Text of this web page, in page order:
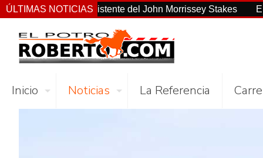
ÚLTIMAS NOTICIAS
más consistente del John Morrissey Stakes El
Inicio Noticias La Referencia